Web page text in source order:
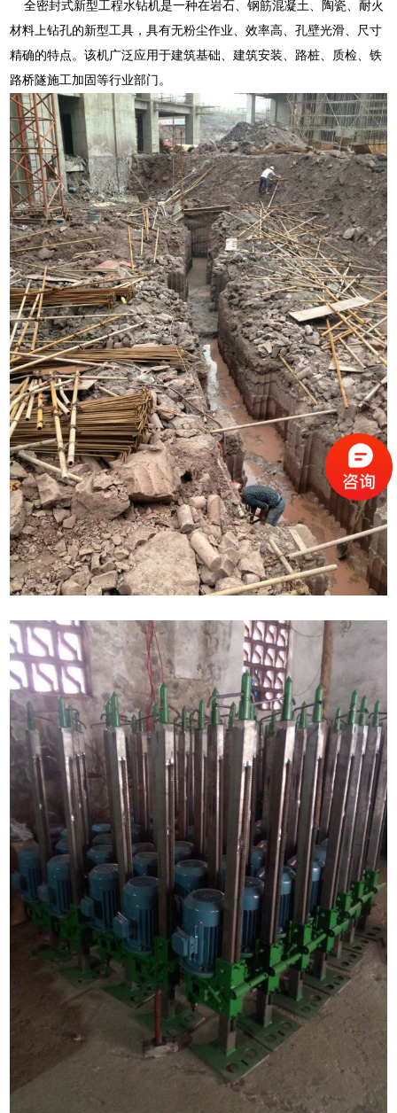
全密封式新型工程水钻机是一种在岩石、钢筋混凝土、陶瓷、耐火
材料上钻孔的新型工具，具有无粉尘作业、效率高、孔壁光滑、尺寸
精确的特点。该机广泛应用于建筑基础、建筑安装、路桩、质检、铁
路桥隧施工加固等行业部门。